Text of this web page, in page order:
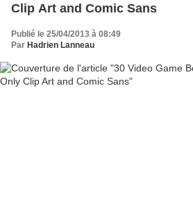
Clip Art and Comic Sans
Publié le 25/04/2013 à 08:49
Par Hadrien Lanneau